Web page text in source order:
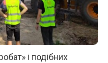
і подібних